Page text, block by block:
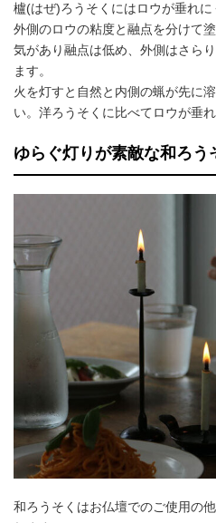
櫨(はぜ)ろうそくにはロウが垂れ
外側のロウの粘度と融点を分けて
気があり融点は低め、外側はさら
ます。
火を灯すと自然と内側の蝋が先に
い。洋ろうそくに比べてロウが垂
ゆらぐ灯りが素敵な和ろう
和ろうそくはお仏壇でのご使用の